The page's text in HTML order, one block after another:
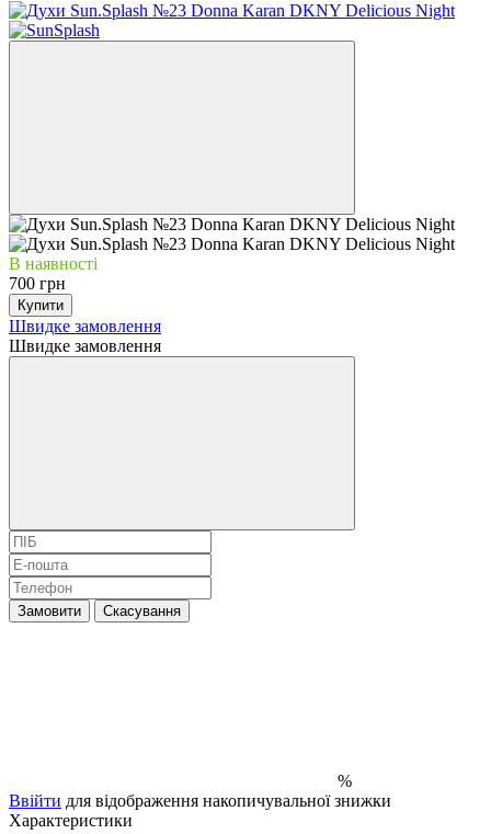
В наявності
700 грн
Купити
Швидке замовлення
Швидке замовлення
Замовити Скасування
%
Ввійти для відображення накопичувальної знижки
Характеристики